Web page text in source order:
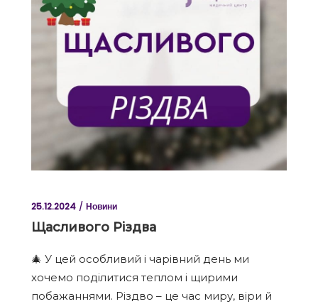
25.12.2024 Новини
Щасливого Різдва
🎄 У цей особливий і чарівний день ми
хочемо поділитися теплом і щирими
побажаннями. Різдво – це час миру, віри й